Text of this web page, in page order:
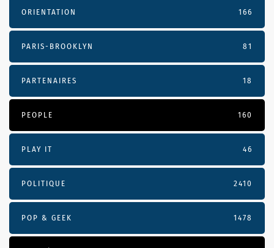
ORIENTATION 166
PARIS-BROOKLYN 81
PARTENAIRES 18
PEOPLE 160
PLAY IT 46
POLITIQUE 2410
POP & GEEK 1478